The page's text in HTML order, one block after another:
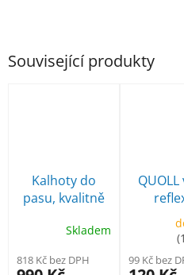
Související produkty
Kalhoty do
pasu, kvalitně
Skladem
818 Kč bez DPH 99 Kč bez